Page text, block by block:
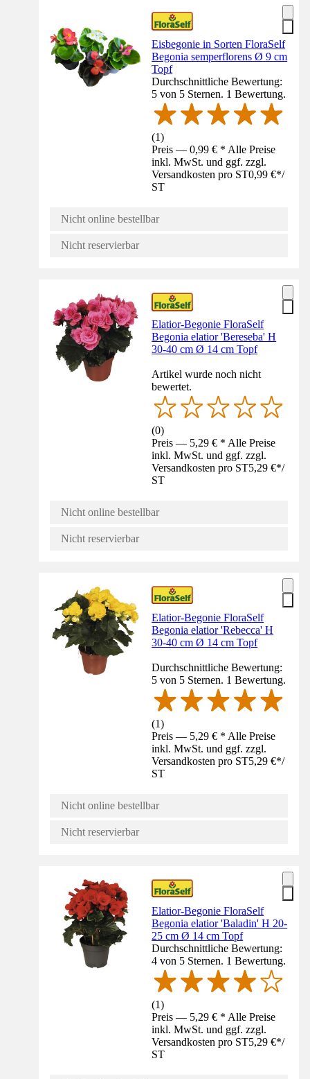
Eisbegonie in Sorten FloraSelf
Begonia semperflorens Ø 9 cm
Topf
Durchschnittliche Bewertung:
5 von 5 Sternen. 1 Bewertung.
(1)
Preis — 0,99 € * Alle Preise
inkl. MwSt. und ggf. zzgl.
Versandkosten pro ST0,99 €*/
ST
Nicht online bestellbar
Nicht reservierbar
Elatior-Begonie FloraSelf
Begonia elatior 'Bereseba' H
30-40 cm Ø 14 cm Topf
Artikel wurde noch nicht
bewertet.
(0)
Preis — 5,29 € * Alle Preise
inkl. MwSt. und ggf. zzgl.
Versandkosten pro ST5,29 €*/
ST
Nicht online bestellbar
Nicht reservierbar
Elatior-Begonie FloraSelf
Begonia elatior 'Rebecca' H
30-40 cm Ø 14 cm Topf
Durchschnittliche Bewertung:
5 von 5 Sternen. 1 Bewertung.
(1)
Preis — 5,29 € * Alle Preise
inkl. MwSt. und ggf. zzgl.
Versandkosten pro ST5,29 €*/
ST
Nicht online bestellbar
Nicht reservierbar
Elatior-Begonie FloraSelf
Begonia elatior 'Baladin' H 20-
25 cm Ø 14 cm Topf
Durchschnittliche Bewertung:
4 von 5 Sternen. 1 Bewertung.
(1)
Preis — 5,29 € * Alle Preise
inkl. MwSt. und ggf. zzgl.
Versandkosten pro ST5,29 €*/
ST